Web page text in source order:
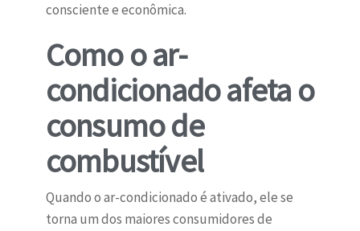
consciente e econômica.
Como o ar-
condicionado afeta o
consumo de
combustível
Quando o ar-condicionado é ativado, ele se
torna um dos maiores consumidores de